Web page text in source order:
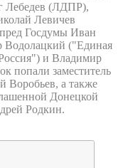
Лебедев (ЛДПР),
Левичев
Госдумы Иван
("Единая
и Владимир
попали заместитель
Воробьев, а также
Донецкой
Родкин.